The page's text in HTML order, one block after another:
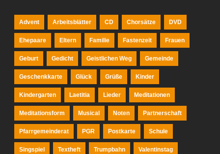
Advent Arbeitsblätter CD Chorsätze DVD
Ehepaare Eltern Familie Fastenzeit Frauen
Geburt Gedicht Geistlichen Weg Gemeinde
Geschenkkarte Glück Grüße Kinder
Kindergarten Laetitia Lieder Meditationen
Meditationsform Musical Noten Partnerschaft
Pfarrgemeinderat PGR Postkarte Schule
Singspiel Textheft Trumpbahn Valentinstag